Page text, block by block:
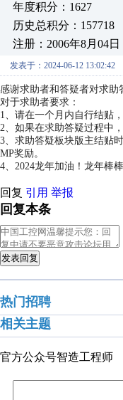
年度积分：1627
历史总积分：157718
注册：2006年8月04日
发表于：2024-06-12 13:02:42
感谢求助者和答疑者对求助
对于求助者要求：
1、请在一个月内自行结贴
2、如果在求助答疑过程中
3、求助答疑板块版主结贴
MP奖励。
4、2024龙年加油！龙年棒棒
回复 引用 举报
回复本条
发表回复
热门招聘
相关主题
官方公众号智造工程师